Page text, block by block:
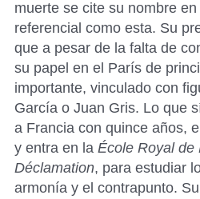
muerte se cite su nombre
referencial como esta. Su
que a pesar de la falta de
su papel en el París de
importante, vinculado con
García o Juan Gris. Lo que
a Francia con quince años,
y entra en la École Royal de
Déclamation, para estudiar
armonía y el contrapunto.